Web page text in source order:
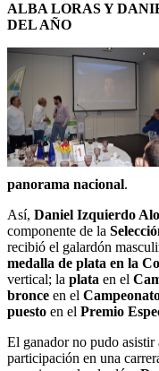
ALBA LORAS Y
DEL AÑO
panorama nacional.
Así, Daniel Izquierdo
componente de la
recibió el galardón
medalla de plata en la
vertical; la plata en el
bronce en el
puesto en el Premio
El ganador no pudo
participación en una